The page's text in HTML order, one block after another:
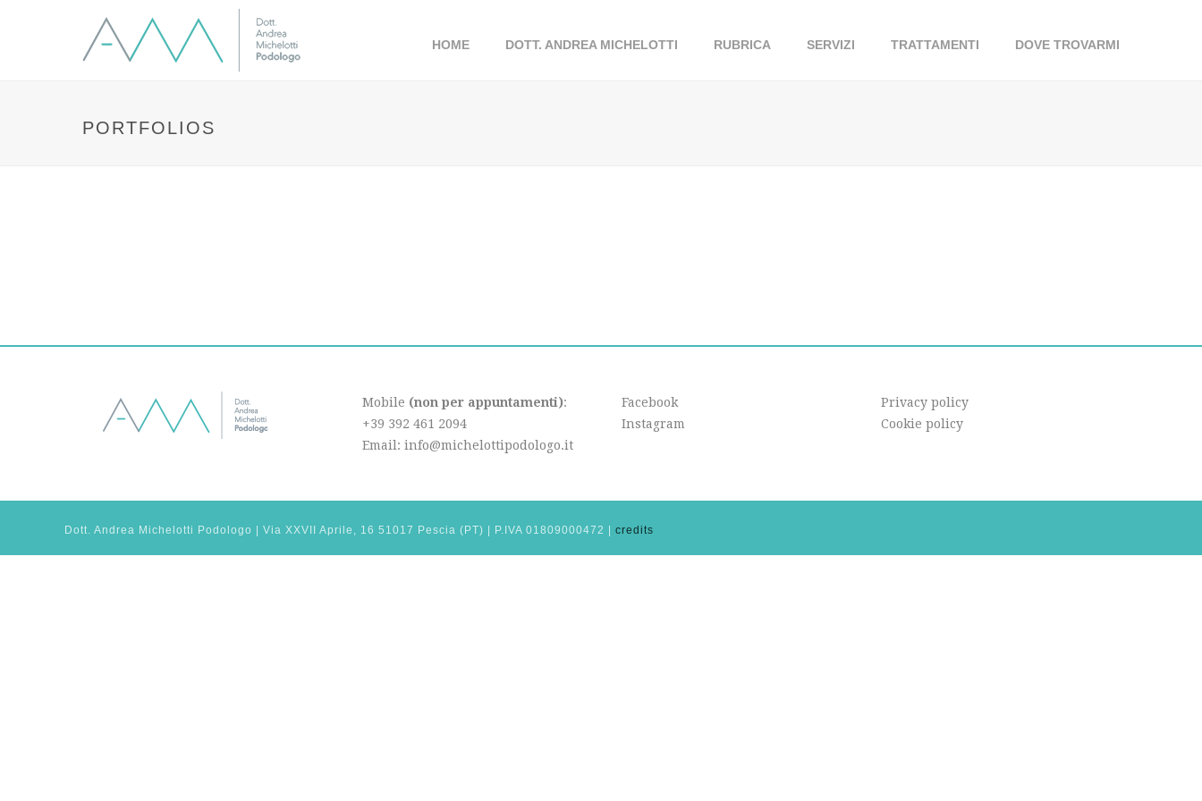
HOME DOTT. ANDREA MICHELOTTI RUBRICA SERVIZI TRATTAMENTI DOVE TROVARMI
PORTFOLIOS
Mobile (non per appuntamenti):
+39 392 461 2094
Email: info@michelottipodologo.it
Facebook
Instagram
Privacy policy
Cookie policy
Dott. Andrea Michelotti Podologo | Via XXVII Aprile, 16 51017 Pescia (PT) | P.IVA 01809000472 | credits